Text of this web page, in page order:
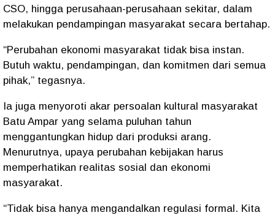
CSO, hingga perusahaan-perusahaan sekitar, dalam
melakukan pendampingan masyarakat secara bertahap.
“Perubahan ekonomi masyarakat tidak bisa instan.
Butuh waktu, pendampingan, dan komitmen dari semua
pihak,” tegasnya.
Ia juga menyoroti akar persoalan kultural masyarakat
Batu Ampar yang selama puluhan tahun
menggantungkan hidup dari produksi arang.
Menurutnya, upaya perubahan kebijakan harus
memperhatikan realitas sosial dan ekonomi
masyarakat.
“Tidak bisa hanya mengandalkan regulasi formal. Kita